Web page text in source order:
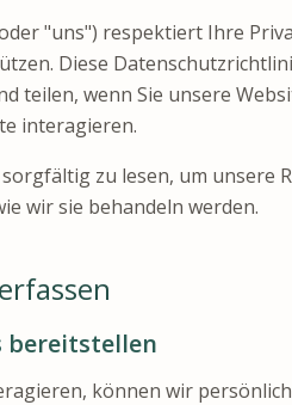
"uns") respektiert Ihre
Diese
teilen, wenn Sie unsere
interagieren.
zu lesen, um unsere
wir sie behandeln werden.
bereitstellen
können wir